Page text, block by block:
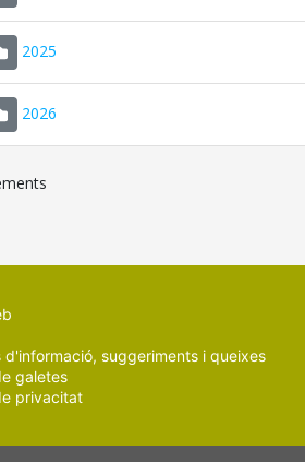
2025
2026
d'informació, suggeriments i queixes
galetes
privacitat